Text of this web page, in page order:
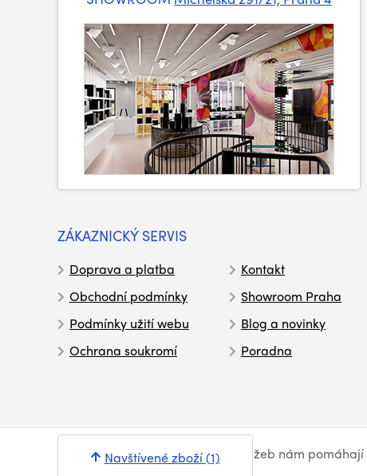
ZÁKAZNICKÝ SERVIS
Doprava a platba
Obchodní podmínky
Podmínky užití webu
Ochrana soukromí
Kontakt
Showroom Praha
Blog a novinky
Poradna
© Syntex 2026. Při poskytování služeb nám pomáhají
Navštívené zboží (1)